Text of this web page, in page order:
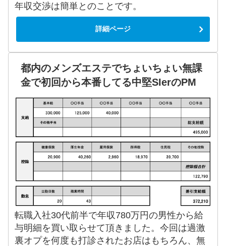
年収交渉は簡単とのことです。
詳細ページ
都内のメンズエステでちょいちょい無課
金で初回から本番してる中堅SIerのPM
転職入社30代前半で年収780万円の男性から給
与明細を買い取らせて頂きました。今回は過激
裏オプを何度も打診されたお店はもちろん、無